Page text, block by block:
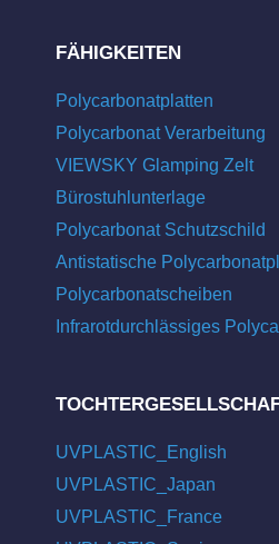
FÄHIGKEITEN
Polycarbonatplatten
Polycarbonat Verarbeitung
VIEWSKY Glamping Zelt
Bürostuhlunterlage
Polycarbonat Schutzschild
Antistatische
Polycarbonatscheiben
Infrarotdurchlässiges
UVPLASTIC_English
UVPLASTIC_Japan
UVPLASTIC_France